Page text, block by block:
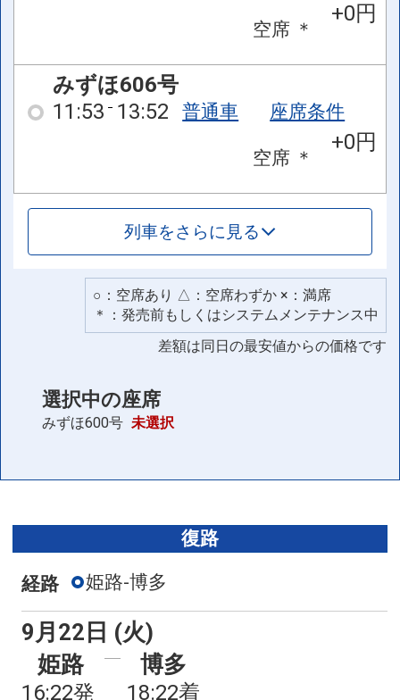
空席 ＊
+0円
みずほ606号
11:53 13:52 普通車 座席条件
空席 ＊
+0円
列車をさらに見る
○：空席あり △：空席わずか ×：満席
＊：発売前もしくはシステムメンテナンス中
差額は同日の最安値からの価格です
選択中の座席
みずほ600号 未選択
復路
経路 姫路-博多
9月22日 (火)
姫路
16:22発
博多
18:22着